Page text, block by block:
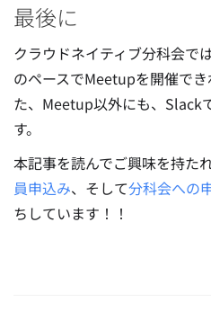
最後に
クラウドネイティブ分科会で
のペースでMeetupを開催で
た、Meetup以外にも、Slack
す。
本記事を読んでご興味を持た
員申込み、そして分科会への
ちしています！！